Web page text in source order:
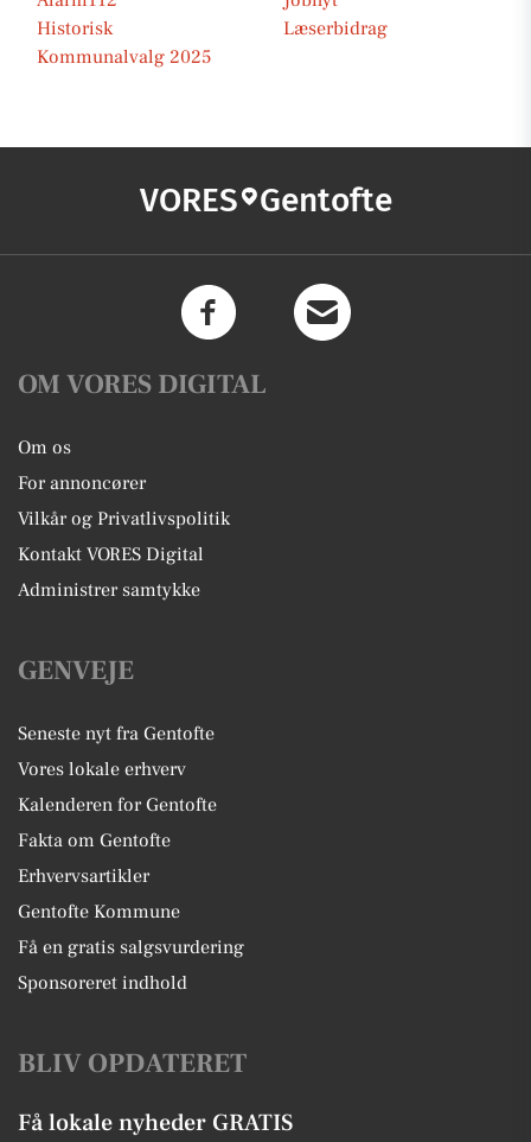
Historisk
Læserbidrag
Kommunalvalg 2025
VORES Gentofte
OM VORES DIGITAL
Om os
For annoncører
Vilkår og Privatlivspolitik
Kontakt VORES Digital
Administrer samtykke
GENVEJE
Seneste nyt fra Gentofte
Vores lokale erhverv
Kalenderen for Gentofte
Fakta om Gentofte
Erhvervsartikler
Gentofte Kommune
Få en gratis salgsvurdering
Sponsoreret indhold
BLIV OPDATERET
Få lokale nyheder GRATIS